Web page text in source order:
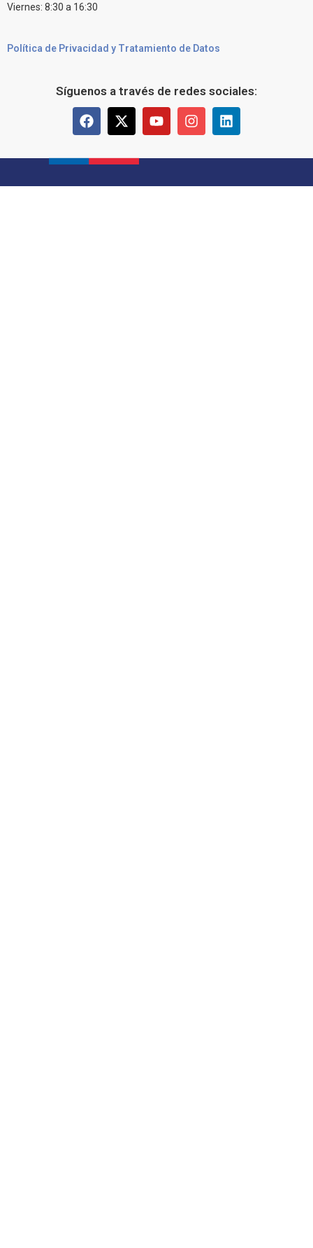
Viernes: 8:30 a 16:30
Política de Privacidad y Tratamiento de Datos
Síguenos a través de redes sociales: